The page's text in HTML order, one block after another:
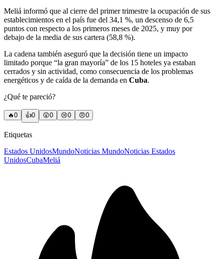
Meliá informó que al cierre del primer trimestre la ocupación de sus
establecimientos en el país fue del 34,1 %, un descenso de 6,5
puntos con respecto a los primeros meses de 2025, y muy por
debajo de la media de sus cartera (58,8 %).
La cadena también aseguró que la decisión tiene un impacto
limitado porque “la gran mayoría” de los 15 hoteles ya estaban
cerrados y sin actividad, como consecuencia de los problemas
energéticos y de caída de la demanda en Cuba.
¿Qué te pareció?
🔥0 👍0 😲0 😢0 😠0
Etiquetas
Estados UnidosMundoNoticias MundoNoticias Estados
UnidosCubaMeliá